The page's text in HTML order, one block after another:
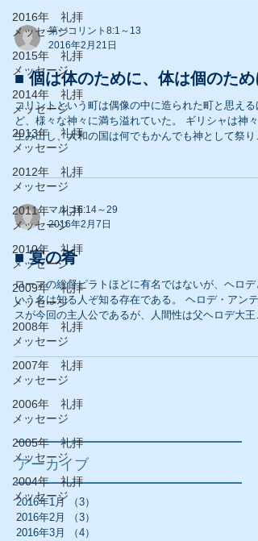
2016年 礼拝
メッセージ
2015年 礼拝
メッセージ
2014年 礼拝
メッセージ
2013年 礼拝
メッセージ
2012年 礼拝
メッセージ
2011年 礼拝
メッセージ
2010年 礼拝
メッセージ
2009年 礼拝
メッセージ
2008年 礼拝
メッセージ
2007年 礼拝
メッセージ
2006年 礼拝
メッセージ
2005年 礼拝
メッセージ
2004年 礼拝
メッセージ
第一コリント8:1～13
2016年2月21日
■ 個は体のために、体は個のため
コリントという町は偶像の中に造られた町と思える
ど、様々な神々に満ち溢れていた。 ギリシャは神々を
生み出し、大和の国は何でもかんでも神として祭り
げた。 日本人は「恐れる対象を畏れる対象にする公
マルコ6:14～29
2016年2月7日
■ 宴の肴
ローマの総督ピラトほどに有名ではないが、ヘロデ
いう名は知る人ぞ知る存在である。 ヘロデ・アンテパ
スが今回の主人公であるが、人間性は父ヘロデ大王
ら引き継いだ。 権力に関しては政争の風向きを見逃さ
ず、弱者を虐げ強者にへつらい、保身のためなら例
兄弟であれ踏みにじった男で...
アーカイブ
2016年1月 （3）
2016年2月
（3）
2016年3月
（4）